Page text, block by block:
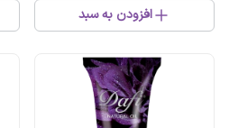
افزودن به سبد